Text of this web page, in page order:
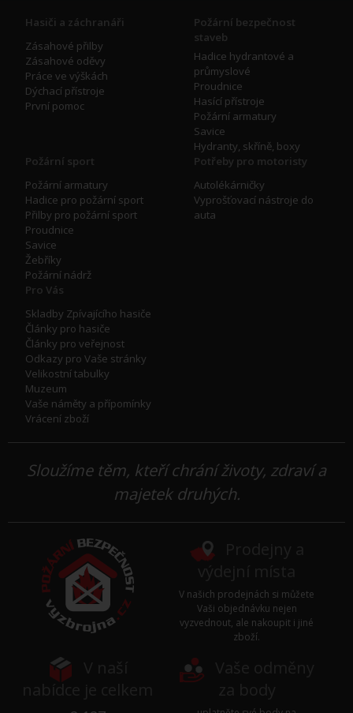
Hasiči a záchranáři
Zásahové přilby
Zásahové oděvy
Práce ve výškách
Dýchací přístroje
První pomoc
Požární bezpečnost
staveb
Hadice hydrantové a
průmyslové
Proudnice
Hasící přístroje
Požární armatury
Savice
Hydranty, skříně, boxy
Požární sport
Požární armatury
Hadice pro požární sport
Přilby pro požární sport
Proudnice
Savice
Žebříky
Požární nádrž
Potřeby pro motoristy
Autolékárničky
Vyprošťovací nástroje do
auta
Pro Vás
Skladby Zpívajícího hasiče
Články pro hasiče
Články pro veřejnost
Odkazy pro Vaše stránky
Velikostní tabulky
Muzeum
Vaše náměty a přípomínky
Vrácení zboží
Sloužíme těm, kteří chrání životy, zdraví a
majetek druhých.
V našich prodejnách si můžete
Vaši objednávku nejen
vyzvednout, ale nakoupit i jiné
zboží.